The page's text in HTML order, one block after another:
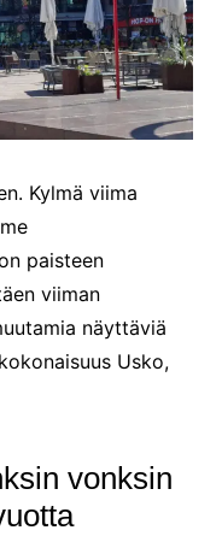
Kylmä viima
paisteen
viiman
näyttäviä
Usko,
vonksin